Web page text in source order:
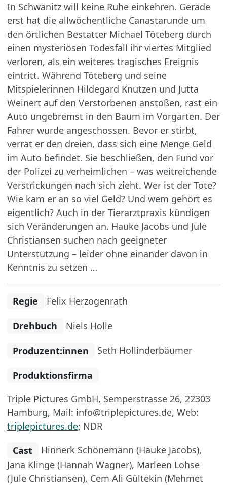
In Schwanitz will keine Ruhe einkehren. Gerade
erst hat die allwöchentliche Canastarunde um
den örtlichen Bestatter Michael Töteberg durch
einen mysteriösen Todesfall ihr viertes Mitglied
verloren, als ein weiteres tragisches Ereignis
eintritt. Während Töteberg und seine
Mitspielerinnen Hildegard Knutzen und Jutta
Weinert auf den Verstorbenen anstoßen, rast ein
Auto ungebremst in den Baum im Vorgarten. Der
Fahrer wurde angeschossen. Bevor er stirbt,
verrät er den dreien, dass sich eine Menge Geld
im Auto befindet. Sie beschließen, den Fund vor
der Polizei zu verheimlichen – was weitreichende
Verstrickungen nach sich zieht. Wer ist der Tote?
Wie kam er an so viel Geld? Und wem gehört es
eigentlich? Auch in der Tierarztpraxis kündigen
sich Veränderungen an. Hauke Jacobs und Jule
Christiansen suchen nach geeigneter
Unterstützung – leider ohne einander davon in
Kenntnis zu setzen …
Regie Felix Herzogenrath
Drehbuch Niels Holle
Produzent:innen Seth Hollinderbäumer
Produktionsfirma
Triple Pictures GmbH, Semperstrasse 26, 22303
Hamburg, Mail: info@triplepictures.de, Web:
triplepictures.de; NDR
Cast
Hinnerk Schönemann (Hauke Jacobs),
Jana Klinge (Hannah Wagner), Marleen Lohse
(Jule Christiansen), Cem Ali Gültekin (Mehmet